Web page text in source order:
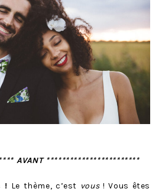
AVANT ************************
! Le thème, c’est vous ! Vous êtes